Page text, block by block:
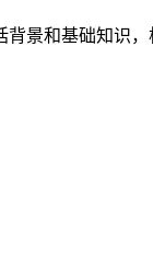
景和基础知识，